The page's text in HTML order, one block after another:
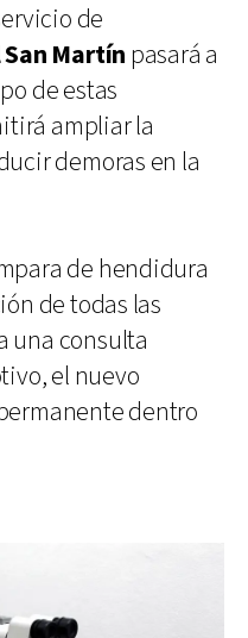
de
Martín pasará a
de estas
ampliar la
demoras en la
de hendidura
de todas las
una consulta
el nuevo
dentro